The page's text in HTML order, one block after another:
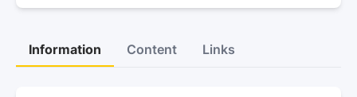
Information Content Links